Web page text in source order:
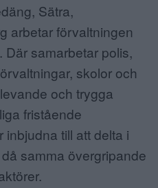
Sätra,
arbetar förvaltningen
samarbetar polis,
skolor och
och trygga
fristående
till att delta i
samma övergripande